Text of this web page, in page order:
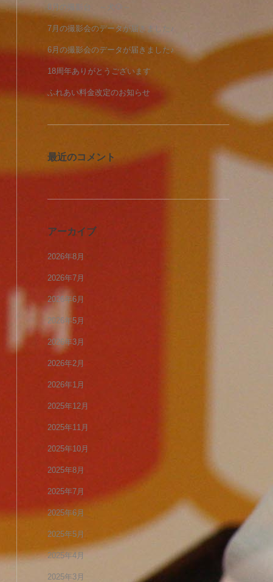
8月の撮影台 ～犬🐶～
7月の撮影会のデータが届きました♪
6月の撮影会のデータが届きました♪
18周年ありがとうございます
ふれあい料金改定のお知らせ
最近のコメント
アーカイブ
2026年8月
2026年7月
2026年6月
2026年5月
2026年3月
2026年2月
2026年1月
2025年12月
2025年11月
2025年10月
2025年8月
2025年7月
2025年6月
2025年5月
2025年4月
2025年3月